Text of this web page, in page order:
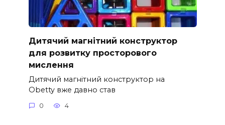
Дитячий магнітний конструктор
для розвитку просторового
мислення
Дитячий магнітний конструктор на
Obetty вже давно став
0 4